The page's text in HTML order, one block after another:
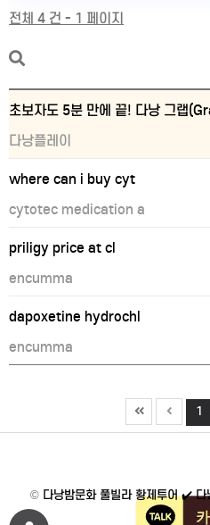
전체 4 건 - 1 페이지
초보자도 5분 만에 끝! 다낭 그랩
다낭플레이
where can i buy cyt
cytotec medication a
priligy price at cl
encumma
dapoxetine hydrochl
encumma
1
© 다낭밤문화 풀빌라 황제투어 ✔️ 다